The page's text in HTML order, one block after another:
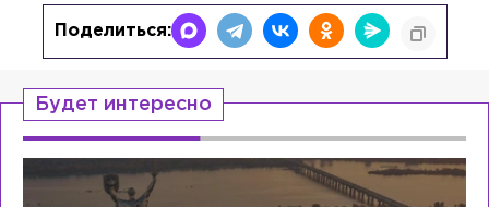
Поделиться:
Будет интересно